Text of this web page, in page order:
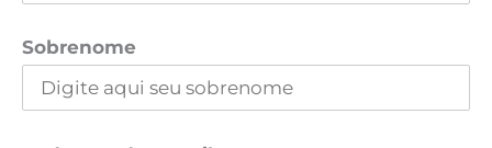
Sobrenome